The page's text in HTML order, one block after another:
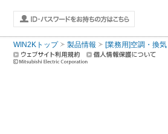
WIN2Kトップ 製品情報 [業務用]空調・換気